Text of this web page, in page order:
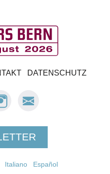
B
s
k
e
DATENSCHUTZ
E-
MAIL
BERN
Italiano Español